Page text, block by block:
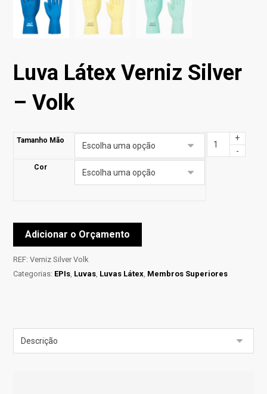
Luva Látex Verniz Silver
– Volk
Tamanho Mão
Cor
+
-
Adicionar o Orçamento
REF:Verniz Silver Volk
Categorias: EPIs, Luvas, Luvas Látex, Membros Superiores